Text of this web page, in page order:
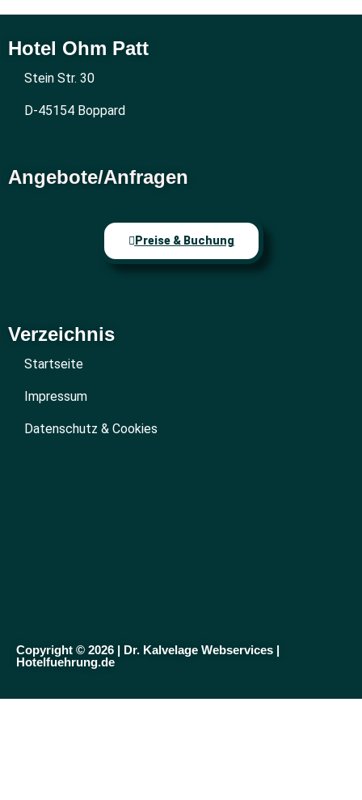
Hotel Ohm Patt
Stein Str. 30
D-45154 Boppard
Angebote/Anfragen
Preise & Buchung
Verzeichnis
Startseite
Impressum
Datenschutz & Cookies
Copyright © 2026 | Dr. Kalvelage Webservices |
Hotelfuehrung.de